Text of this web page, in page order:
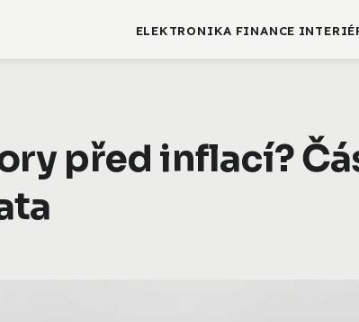
ELEKTRONIKA FINANCE
před inflací?